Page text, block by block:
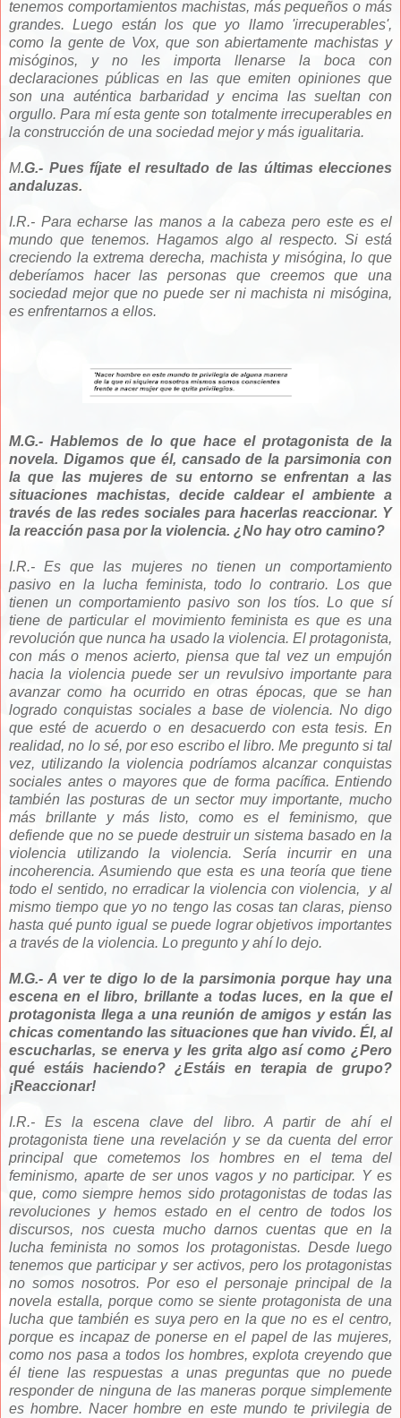
tenemos comportamientos machistas, más pequeños o más
grandes. Luego están los que yo llamo 'irrecuperables',
como la gente de Vox, que son abiertamente machistas y
misóginos, y no les importa llenarse la boca con
declaraciones públicas en las que emiten opiniones que
son una auténtica barbaridad y encima las sueltan con
orgullo. Para mí esta gente son totalmente irrecuperables en
la construcción de una sociedad mejor y más igualitaria.
M.G.- Pues fíjate el resultado de las últimas elecciones
andaluzas.
I.R.- Para echarse las manos a la cabeza pero este es el
mundo que tenemos. Hagamos algo al respecto. Si está
creciendo la extrema derecha, machista y misógina, lo que
deberíamos hacer las personas que creemos que una
sociedad mejor que no puede ser ni machista ni misógina,
es enfrentarnos a ellos.
M.G.- Hablemos de lo que hace el protagonista de la
novela. Digamos que él, cansado de la parsimonia con
la que las mujeres de su entorno se enfrentan a las
situaciones machistas, decide caldear el ambiente a
través de las redes sociales para hacerlas reaccionar. Y
la reacción pasa por la violencia. ¿No hay otro camino?
I.R.- Es que las mujeres no tienen un comportamiento
pasivo en la lucha feminista, todo lo contrario. Los que
tienen un comportamiento pasivo son los tíos. Lo que sí
tiene de particular el movimiento feminista es que es una
revolución que nunca ha usado la violencia. El protagonista,
con más o menos acierto, piensa que tal vez un empujón
hacia la violencia puede ser un revulsivo importante para
avanzar como ha ocurrido en otras épocas, que se han
logrado conquistas sociales a base de violencia. No digo
que esté de acuerdo o en desacuerdo con esta tesis. En
realidad, no lo sé, por eso escribo el libro. Me pregunto si tal
vez, utilizando la violencia podríamos alcanzar conquistas
sociales antes o mayores que de forma pacífica. Entiendo
también las posturas de un sector muy importante, mucho
más brillante y más listo, como es el feminismo, que
defiende que no se puede destruir un sistema basado en la
violencia utilizando la violencia. Sería incurrir en una
incoherencia. Asumiendo que esta es una teoría que tiene
todo el sentido, no erradicar la violencia con violencia, y al
mismo tiempo que yo no tengo las cosas tan claras, pienso
hasta qué punto igual se puede lograr objetivos importantes
a través de la violencia. Lo pregunto y ahí lo dejo.
M.G.- A ver te digo lo de la parsimonia porque hay una
escena en el libro, brillante a todas luces, en la que el
protagonista llega a una reunión de amigos y están las
chicas comentando las situaciones que han vivido. Él, al
escucharlas, se enerva y les grita algo así como ¿Pero
qué estáis haciendo? ¿Estáis en terapia de grupo?
¡Reaccionar!
I.R.- Es la escena clave del libro. A partir de ahí el
protagonista tiene una revelación y se da cuenta del error
principal que cometemos los hombres en el tema del
feminismo, aparte de ser unos vagos y no participar. Y es
que, como siempre hemos sido protagonistas de todas las
revoluciones y hemos estado en el centro de todos los
discursos, nos cuesta mucho darnos cuentas que en la
lucha feminista no somos los protagonistas. Desde luego
tenemos que participar y ser activos, pero los protagonistas
no somos nosotros. Por eso el personaje principal de la
novela estalla, porque como se siente protagonista de una
lucha que también es suya pero en la que no es el centro,
porque es incapaz de ponerse en el papel de las mujeres,
como nos pasa a todos los hombres, explota creyendo que
él tiene las respuestas a unas preguntas que no puede
responder de ninguna de las maneras porque simplemente
es hombre. Nacer hombre en este mundo te privilegia de